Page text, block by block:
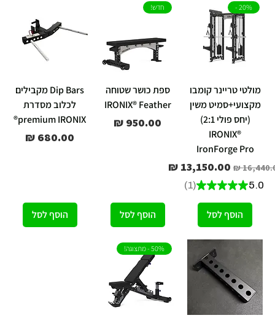
20% -
מולטי טריינר קומבו
מקצועי+סמיט משין
(יחס פולי 2:1)
IRONIX®
IronForge Pro
רגיל מחיר מבצע
5.0
★
★
★
★
★
11
הוסף לסל
חדש!
ספת כושר שטוחה
IRONIX® Feather
מחיר
הוסף לסל
Dip Bars מקבילים
לכלוב מסדרת
premium IRONIX®
מחיר
הוסף לסל
50% - מתצוגה!